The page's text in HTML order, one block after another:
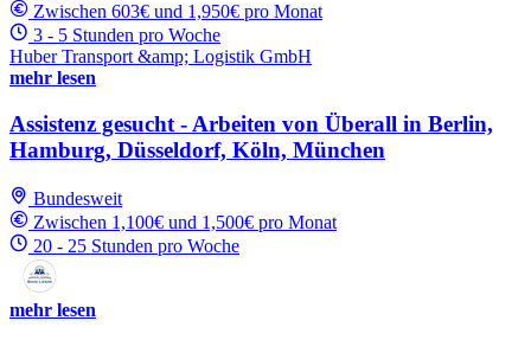
Zwischen 603€ und 1,950€ pro Monat
3 - 5 Stunden pro Woche
Huber Transport &amp; Logistik GmbH
mehr lesen
Assistenz gesucht - Arbeiten von Überall in Berlin,
Hamburg, Düsseldorf, Köln, München
Bundesweit
Zwischen 1,100€ und 1,500€ pro Monat
20 - 25 Stunden pro Woche
mehr lesen